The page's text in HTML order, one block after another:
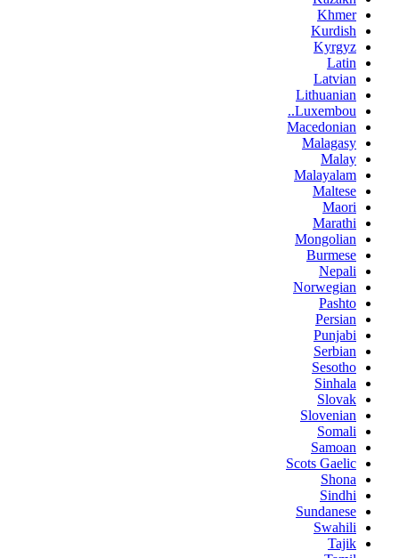
Khmer
Kurdish
Kyrgyz
Latin
Latvian
Lithuanian
Luxembou..
Macedonian
Malagasy
Malay
Malayalam
Maltese
Maori
Marathi
Mongolian
Burmese
Nepali
Norwegian
Pashto
Persian
Punjabi
Serbian
Sesotho
Sinhala
Slovak
Slovenian
Somali
Samoan
Scots Gaelic
Shona
Sindhi
Sundanese
Swahili
Tajik